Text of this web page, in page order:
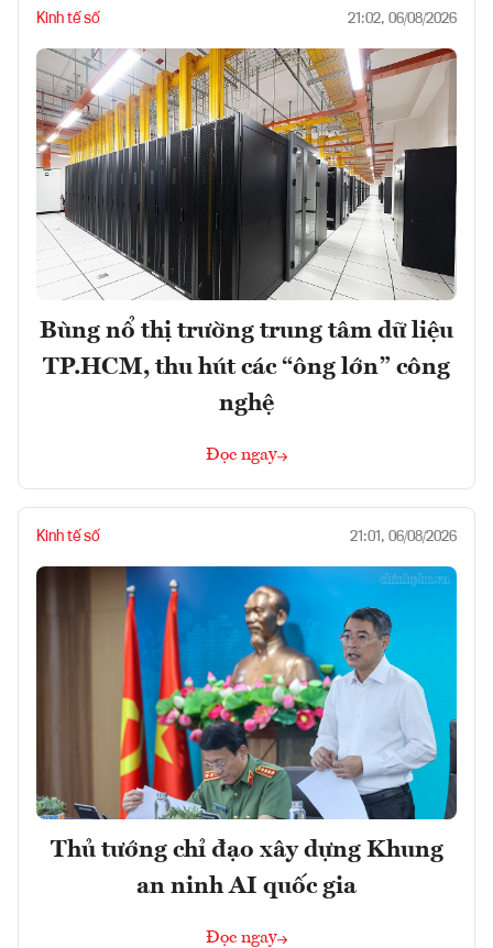
Kinh tế số 21:02, 06/08/2026
Bùng nổ thị trường trung tâm dữ liệu
TP.HCM, thu hút các “ông lớn” công
nghệ
Đọc ngay
Kinh tế số 21:01, 06/08/2026
Thủ tướng chỉ đạo xây dựng Khung
an ninh AI quốc gia
Đọc ngay